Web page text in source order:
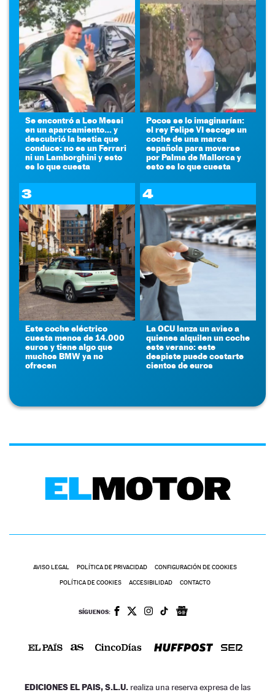
Se encontró a Leo Messi
en un aparcamiento... y
descubrió la bestia que
conduce: no es un Ferrari
ni un Lamborghini y esto
es lo que cuesta
Pocos se lo imaginarían:
el rey Felipe VI escoge un
coche de una marca
española para moverse
por Palma de Mallorca y
esto es lo que cuesta
3
Este coche eléctrico
cuesta menos de 14.000
euros y tiene algo que
muchos BMW ya no
ofrecen
4
La OCU lanza un aviso a
quienes alquilen un coche
este verano: este
despiste puede costarte
cientos de euros
AVISO LEGAL POLÍTICA DE PRIVACIDAD CONFIGURACIÓN DE COOKIES
POLÍTICA DE COOKIES ACCESIBILIDAD CONTACTO
SÍGUENOS:
EDICIONES EL PAIS, S.L.U. realiza una reserva expresa de las